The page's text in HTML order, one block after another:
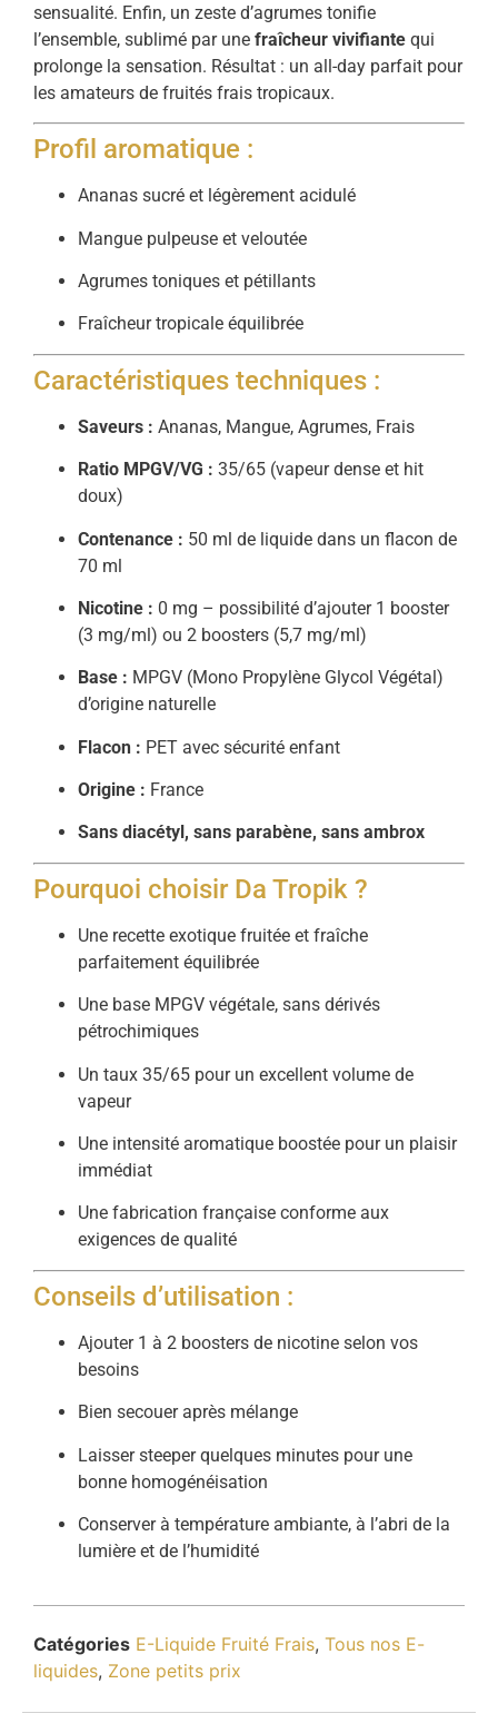
sensualité. Enfin, un zeste d’agrumes tonifie
l’ensemble, sublimé par une fraîcheur vivifiante qui
prolonge la sensation. Résultat : un all-day parfait pour
les amateurs de fruités frais tropicaux.
Profil aromatique :
Ananas sucré et légèrement acidulé
Mangue pulpeuse et veloutée
Agrumes toniques et pétillants
Fraîcheur tropicale équilibrée
Caractéristiques techniques :
Saveurs : Ananas, Mangue, Agrumes, Frais
Ratio MPGV/VG : 35/65 (vapeur dense et hit
doux)
Contenance : 50 ml de liquide dans un flacon de
70 ml
Nicotine : 0 mg – possibilité d’ajouter 1 booster
(3 mg/ml) ou 2 boosters (5,7 mg/ml)
Base : MPGV (Mono Propylène Glycol Végétal)
d’origine naturelle
Flacon : PET avec sécurité enfant
Origine : France
Sans diacétyl, sans parabène, sans ambrox
Pourquoi choisir Da Tropik ?
Une recette exotique fruitée et fraîche
parfaitement équilibrée
Une base MPGV végétale, sans dérivés
pétrochimiques
Un taux 35/65 pour un excellent volume de
vapeur
Une intensité aromatique boostée pour un plaisir
immédiat
Une fabrication française conforme aux
exigences de qualité
Conseils d’utilisation :
Ajouter 1 à 2 boosters de nicotine selon vos
besoins
Bien secouer après mélange
Laisser steeper quelques minutes pour une
bonne homogénéisation
Conserver à température ambiante, à l’abri de la
lumière et de l’humidité
Catégories E-Liquide Fruité Frais, Tous nos E-
liquides, Zone petits prix